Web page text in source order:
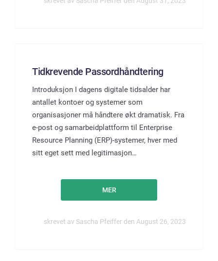
Tidkrevende Passordhåndtering
Introduksjon I dagens digitale tidsalder har
antallet kontoer og systemer som
organisasjoner må håndtere økt dramatisk. Fra
e-post og samarbeidplattform til Enterprise
Resource Planning (ERP)-systemer, hver med
sitt eget sett med legitimasjon…
MER
skrevet av Sascha Pfeiffer den August 26, 2023